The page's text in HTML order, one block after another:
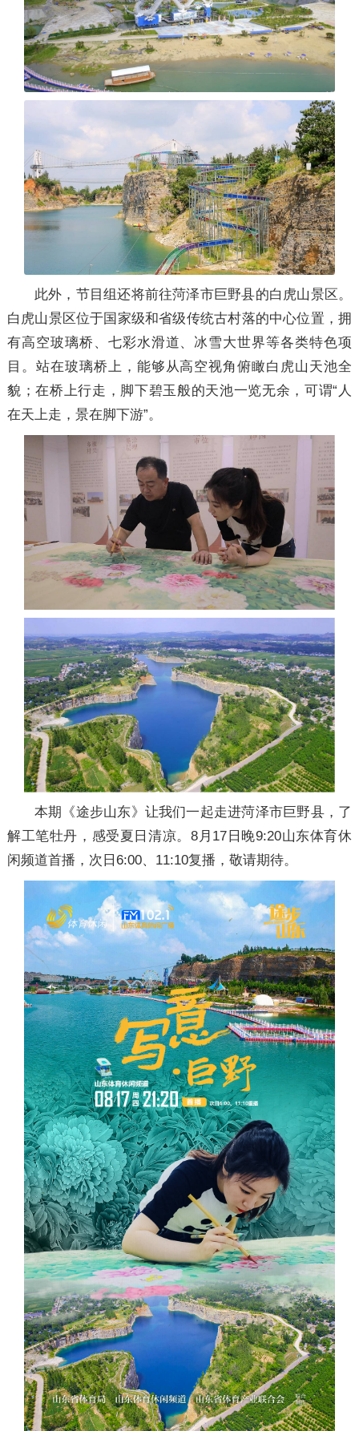
此外，节目组还将前往菏泽市巨野县的白虎山景区。
白虎山景区位于国家级和省级传统古村落的中心位置，拥
有高空玻璃桥、七彩水滑道、冰雪大世界等各类特色项
目。站在玻璃桥上，能够从高空视角俯瞰白虎山天池全
貌；在桥上行走，脚下碧玉般的天池一览无余，可谓“人
在天上走，景在脚下游”。
本期《途步山东》让我们一起走进菏泽市巨野县，了
解工笔牡丹，感受夏日清凉。8月17日晚9:20山东体育休
闲频道首播，次日6:00、11:10复播，敬请期待。